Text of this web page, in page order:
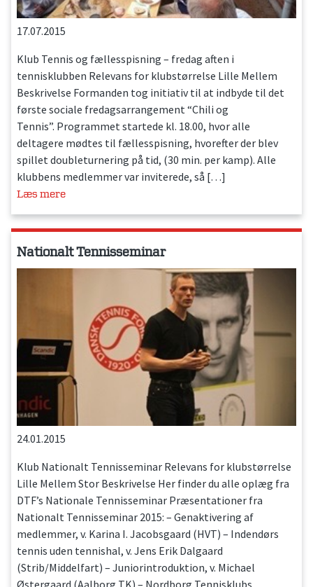
17.07.2015
Klub Tennis og fællesspisning – fredag aften i
tennisklubben Relevans for klubstørrelse Lille Mellem
Beskrivelse Formanden tog initiativ til at indbyde til det
første sociale fredagsarrangement “Chili og
Tennis”. Programmet startede kl. 18.00, hvor alle
deltagere mødtes til fællesspisning, hvorefter der blev
spillet doubleturnering på tid, (30 min. per kamp). Alle
klubbens medlemmer var inviterede, så […]
Læs mere
Nationalt Tennisseminar
24.01.2015
Klub Nationalt Tennisseminar Relevans for klubstørrelse
Lille Mellem Stor Beskrivelse Her finder du alle oplæg fra
DTF’s Nationale Tennisseminar Præsentationer fra
Nationalt Tennisseminar 2015: – Genaktivering af
medlemmer, v. Karina I. Jacobsgaard (HVT) – Indendørs
tennis uden tennishal, v. Jens Erik Dalgaard
(Strib/Middelfart) – Juniorintroduktion, v. Michael